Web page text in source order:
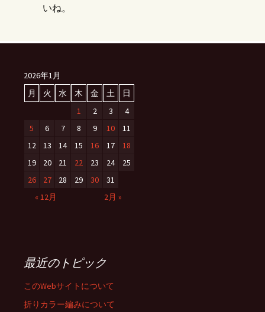
いね。
2026年1月
月
火 水 木 金 土
日
1
2 3
4
5
6 7 8 9 10
11
12
13 14 15 16 17
18
19
20 21 22 23 24
25
26
27 28 29 30
31
« 12月
2月 »
最近のトピック
このWebサイトについて
折りカラー編みについて